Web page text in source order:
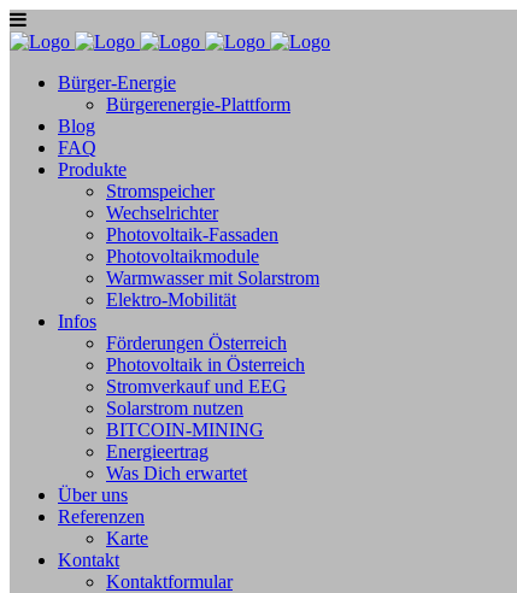
Bürger-Energie
Bürgerenergie-Plattform
Blog
FAQ
Produkte
Stromspeicher
Wechselrichter
Photovoltaik-Fassaden
Photovoltaikmodule
Warmwasser mit Solarstrom
Elektro-Mobilität
Infos
Förderungen Österreich
Photovoltaik in Österreich
Stromverkauf und EEG
Solarstrom nutzen
BITCOIN-MINING
Energieertrag
Was Dich erwartet
Über uns
Referenzen
Karte
Kontakt
Kontaktformular